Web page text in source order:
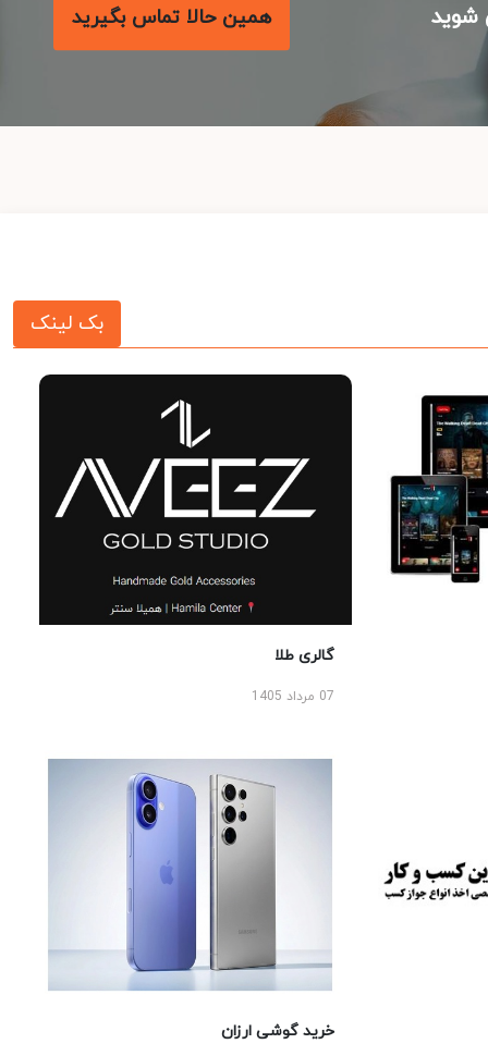
همین حالا تماس بگیرید
بک لینک
گالری طلا
07 مرداد 1405
خرید گوشی ارزان